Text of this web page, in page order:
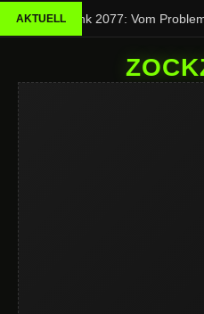
AKTUELL
Cyberpunk 2077: Vom